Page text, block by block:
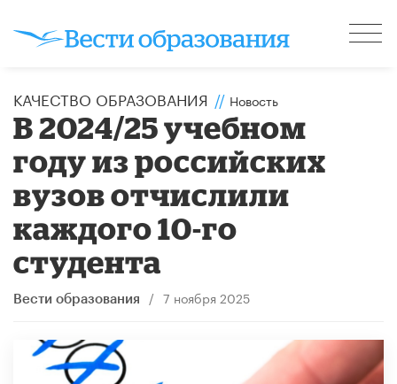
КАЧЕСТВО ОБРАЗОВАНИЯ // Новость
В 2024/25 учебном
году из российских
вузов отчислили
каждого 10-го
студента
Вести образования / 7 ноября 2025